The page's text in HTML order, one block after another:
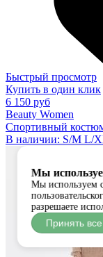
Быстрый просмотр
Купить в один клик
6 150 руб
Beauty Women
Спортивный
В наличии: S/M L/
Мы
Мы используем
разрешаете
Принять все